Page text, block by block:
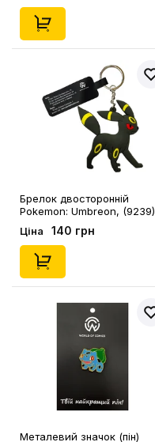
Брелок двосторонній
Pokemon: Umbreon, (9239)
Ціна 140 грн
Металевий значок (пін)